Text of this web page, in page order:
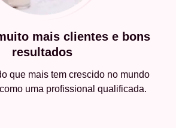
mais clientes e bons
resultados
que mais tem crescido no mundo
uma profissional qualificada.